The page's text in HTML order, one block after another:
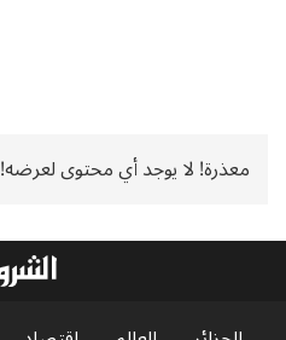
معذرة! لا يوجد أي محتوى لعرضه!